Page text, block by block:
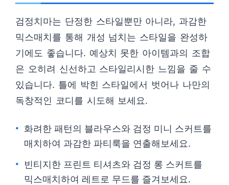
검정치마는 단정한 스타일뿐만 아니라, 과감한
믹스매치를 통해 개성 넘치는 스타일을 완성하
기에도 좋습니다. 예상치 못한 아이템과의 조합
은 오히려 신선하고 스타일리시한 느낌을 줄 수
있습니다. 틀에 박힌 스타일에서 벗어나 나만의
독창적인 코디를 시도해 보세요.
화려한 패턴의 블라우스와 검정 미니 스커트를
매치하여 과감한 파티룩을 연출해보세요.
빈티지한 프린트 티셔츠와 검정 롱 스커트를
믹스매치하여 레트로 무드를 즐겨보세요.